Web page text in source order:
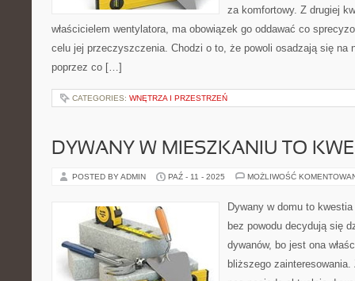
za komfortowy. Z drugiej
właścicielem wentylatora, ma obowiązek go oddawać co
celu jej przeczyszczenia. Chodzi o to, że powoli osadzają się na
poprzez co […]
CATEGORIES: WNĘTRZA I PRZESTRZEŃ
DYWANY W MIESZKANIU TO
POSTED BY ADMIN PAŹ - 11 - 2025 MOŻLIWOŚĆ
Dywany w domu to
bez powodu decydują się
dywanów, bo jest ona
bliższego